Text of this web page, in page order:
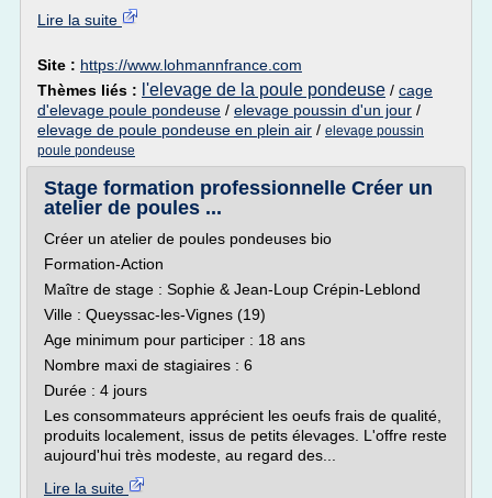
Lire la suite
Site : https://www.lohmannfrance.com
Thèmes liés : l'elevage de la poule pondeuse / cage
d'elevage poule pondeuse / elevage poussin d'un jour /
elevage de poule pondeuse en plein air / elevage poussin
poule pondeuse
Stage formation professionnelle Créer un
atelier de poules ...
Créer un atelier de poules pondeuses bio
Formation-Action
Maître de stage : Sophie & Jean-Loup Crépin-Leblond
Ville : Queyssac-les-Vignes (19)
Age minimum pour participer : 18 ans
Nombre maxi de stagiaires : 6
Durée : 4 jours
Les consommateurs apprécient les oeufs frais de qualité,
produits localement, issus de petits élevages. L'offre reste
aujourd'hui très modeste, au regard des...
Lire la suite